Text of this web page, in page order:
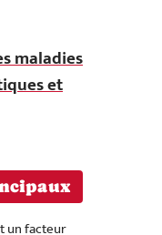
maladies
et
un facteur